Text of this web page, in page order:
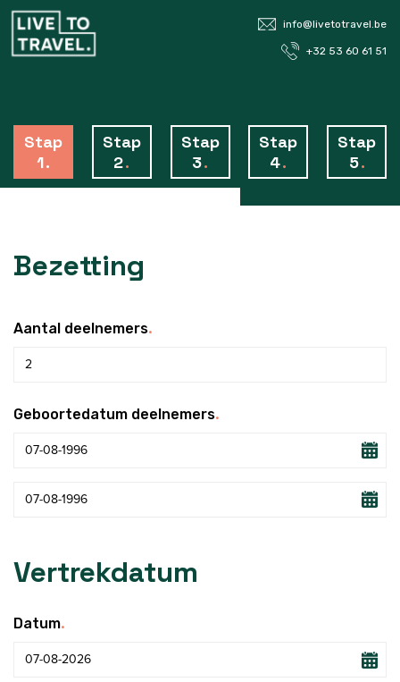
+32 53 60 61 51
info@livetotravel.be
Stap
1.
Stap
2.
Stap
3.
Stap
4.
Stap
5.
Bezetting
Aantal deelnemers.
Geboortedatum deelnemers.
Vertrekdatum
Datum.